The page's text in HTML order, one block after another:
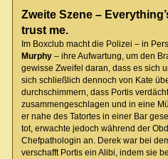
Zweite Szene –
trust me.
Im Boxclub macht die Polizei – in
Murphy– ihre Aufwartung, um den
gewisse Zweifel daran, dass es sich
sich schließlich dennoch von Kate
durchschimmern, dass Portis
zusammengeschlagen und in eine
er nahe des Tatortes in einer Bar
tot, erwachte jedoch während der
Chefpathologin an. Derek war bei
verschafft Portis ein Alibi, indem sie